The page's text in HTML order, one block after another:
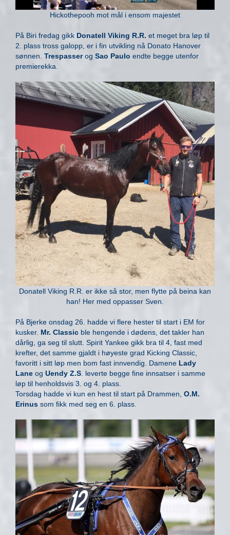
Hickothepooh mot mål i ensom majestet
På Biri fredag gikk Donatell Viking R.R. et meget bra løp til
2. plass tross galopp, er i fin utvikling nå Donato Hanover
sønnen. Trespasserog Sao Paulo endte begge utenfor
premierekka.
Donatell Viking R.R. er ikke så stor, men flytte på beina kan
han! Her med oppasser Sven.
På Bjerke onsdag 26. hadde vi flere hester til start i EM for
kusker. Mr. Classic ble hengende i dødens, det takler han
dårlig, ga seg til slutt. Spirit Yankee gikk bra til 4, fast med
krefter, det samme gjaldt i høyeste grad Kicking Classic,
favoritt i sitt løp men bom fast innvendig. Damene Lady
Lane og Uendy Z.S . leverte begge fine innsatser i samme
løp til henholdsvis 3. og 4. plass.
Torsdag hadde vi kun en hest til start på Drammen, O.M.
Erinus som fikk med seg en 6. plass.